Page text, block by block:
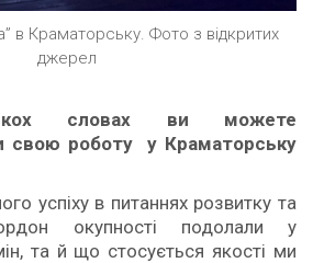
в Краматорську. Фото з відкритих
джерел
словах ви можете
свою роботу у Краматорську
успіху в питаннях розвитку та
окупності подолали у
та й що стосується якості ми